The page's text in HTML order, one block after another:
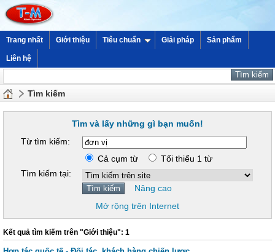
Trang nhất Giới thiệu Tiêu chuẩn Giải pháp Sản phẩm
Liên hệ
Tìm kiếm
Tìm và lấy những gì bạn muốn!
Từ tìm kiếm:
Cả cụm từ
Tối thiểu 1 từ
Tìm kiếm tại:
Nâng cao
Mở rộng trên Internet
Kết quả tìm kiếm trên "Giới thiệu": 1